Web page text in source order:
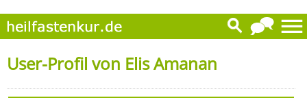
User-Profil von Elis Amanan